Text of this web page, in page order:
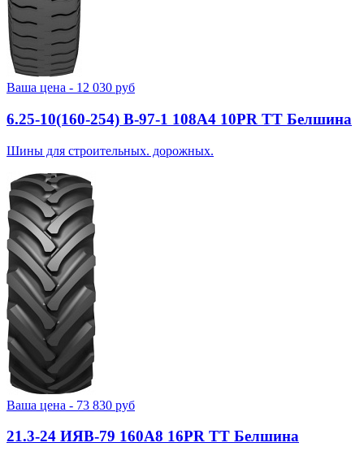
Ваша цена - 12 030 руб
6.25-10(160-254) В-97-1 108A4 10PR TT Белшина
Шины для строительных. дорожных.
Ваша цена - 73 830 руб
21.3-24 ИЯВ-79 160A8 16PR TT Белшина